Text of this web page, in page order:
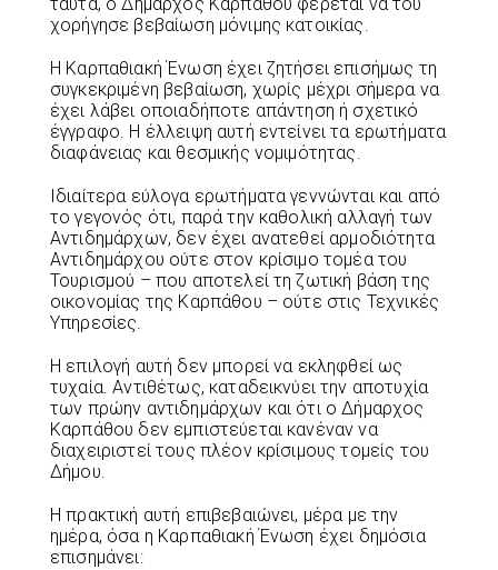
χορήγησε βεβαίωση μόνιμης κατοικίας.
Η Καρπαθιακή Ένωση έχει ζητήσει επισήμως τη
συγκεκριμένη βεβαίωση, χωρίς μέχρι σήμερα να
έχει λάβει οποιαδήποτε απάντηση ή σχετικό
έγγραφο. Η έλλειψη αυτή εντείνει τα ερωτήματα
διαφάνειας και θεσμικής νομιμότητας.
Ιδιαίτερα εύλογα ερωτήματα γεννώνται και από
το γεγονός ότι, παρά την καθολική αλλαγή των
Αντιδημάρχων, δεν έχει ανατεθεί αρμοδιότητα
Αντιδημάρχου ούτε στον κρίσιμο τομέα του
Τουρισμού – που αποτελεί τη ζωτική βάση της
οικονομίας της Καρπάθου – ούτε στις Τεχνικές
Υπηρεσίες.
Η επιλογή αυτή δεν μπορεί να εκληφθεί ως
τυχαία. Αντιθέτως, καταδεικνύει την αποτυχία
των πρώην αντιδημάρχων και ότι ο Δήμαρχος
Καρπάθου δεν εμπιστεύεται κανέναν να
διαχειριστεί τους πλέον κρίσιμους τομείς του
Δήμου.
Η πρακτική αυτή επιβεβαιώνει, μέρα με την
ημέρα, όσα η Καρπαθιακή Ένωση έχει δημόσια
επισημάνει: